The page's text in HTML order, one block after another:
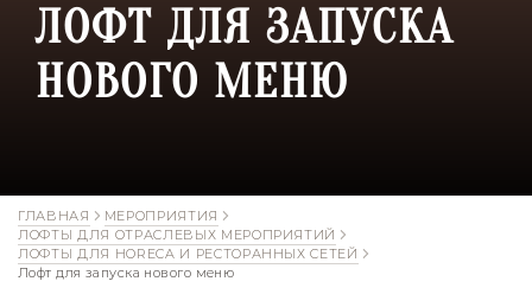
ЛОФТ ДЛЯ ЗАПУСКА
НОВОГО МЕНЮ
ГЛАВНАЯ
МЕРОПРИЯТИЯ
ЛОФТЫ ДЛЯ ОТРАСЛЕВЫХ МЕРОПРИЯТИЙ
ЛОФТЫ ДЛЯ HORECA И РЕСТОРАННЫХ СЕТЕЙ
Лофт для запуска нового меню